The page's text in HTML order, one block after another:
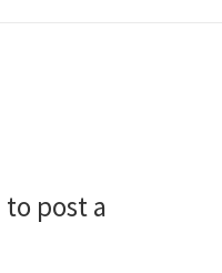
to post a